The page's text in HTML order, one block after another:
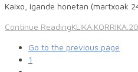
Kaixo, igande honetan (martxoak
Continue Reading
Go to the previous page
1